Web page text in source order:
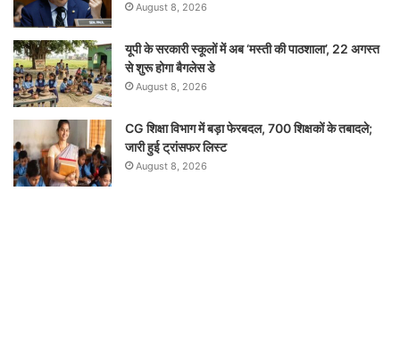
August 8, 2026
यूपी के सरकारी स्कूलों में अब ‘मस्ती की पाठशाला’, 22 अगस्त
से शुरू होगा बैगलेस डे
August 8, 2026
CG शिक्षा विभाग में बड़ा फेरबदल, 700 शिक्षकों के तबादले;
जारी हुई ट्रांसफर लिस्ट
August 8, 2026